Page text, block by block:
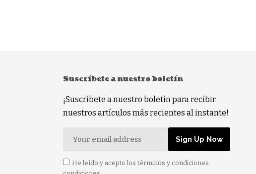
Suscríbete a nuestro boletín
¡Suscríbete a nuestro boletín para recibir
nuestros artículos más recientes al instante!
He leído y acepto los términos y condiciones.